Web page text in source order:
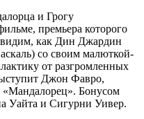
и Грогу
премьера которого
как Дин Джардин
со своим малюткой-
от разгромленных
Джон Фавро,
«Мандалорец». Бонусом
Уайта и Сигурни Уивер.